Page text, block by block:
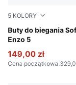
5 KOLORY
Buty do biegania
Enzo 5
PUMA Black-Cool
149,00 zł
Cena początkowa: